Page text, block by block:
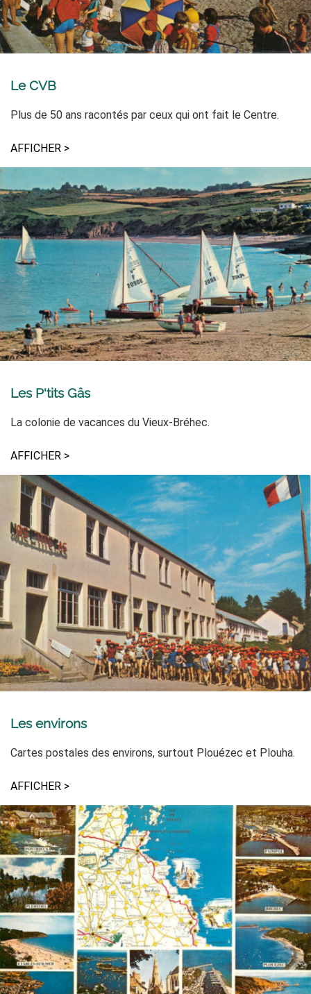
Le CVB
Plus de 50 ans racontés par ceux qui ont fait le Centre.
AFFICHER >
Les P'tits Gâs
La colonie de vacances du Vieux-Bréhec.
AFFICHER >
Les environs
Cartes postales des environs, surtout Plouézec et Plouha.
AFFICHER >